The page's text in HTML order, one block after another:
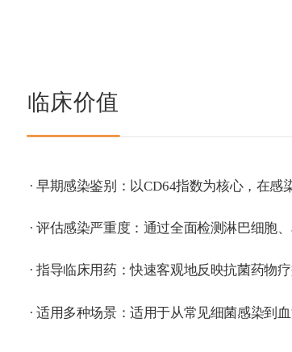
临床价值
· 早期感染鉴别：以CD64指数为核心，在
· 评估感染严重度：通过全面检测淋巴细胞
· 指导临床用药：快速客观地反映抗菌药物
· 适用多种场景：适用于从常见细菌感染到